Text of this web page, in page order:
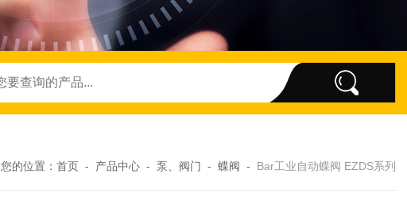
您的位置： 首页 - 产品中心 - 泵、阀门 - 蝶阀 - Bar工业自动蝶阀 EZDS系列